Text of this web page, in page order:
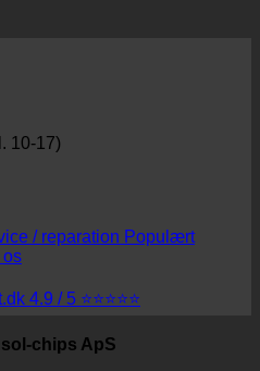
10-17)
/ reparation
os
4.9 / 5 ⭐⭐⭐⭐⭐
chips ApS